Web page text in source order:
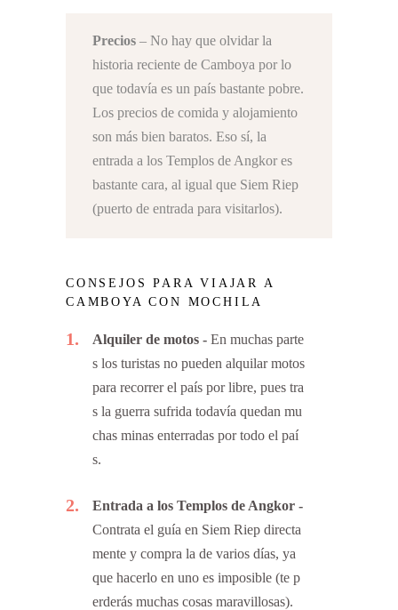
Precios – No hay que olvidar la
historia reciente de Camboya por lo
que todavía es un país bastante pobre.
Los precios de comida y alojamiento
son más bien baratos. Eso sí, la
entrada a los Templos de Angkor es
bastante cara, al igual que Siem Riep
(puerto de entrada para visitarlos).
CONSEJOS PARA VIAJAR A
CAMBOYA CON MOCHILA
1 Alquiler de motos
En muchas parte
s los turistas no pueden alquilar motos
para recorrer el país por libre, pues tra
s la guerra sufrida todavía quedan mu
chas minas enterradas por todo el paí
s.
2
Entrada a los Templos de Angkor
Contrata el guía en Siem Riep directa
mente y compra la de varios días, ya
que hacerlo en uno es imposible (te p
erderás muchas cosas maravillosas).